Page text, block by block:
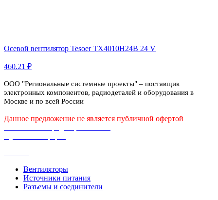
Осевой вентилятор Tesoer TX4010H24B 24 V
460.21 ₽
ООО "Региональные системные проекты" – поставщик
электронных компонентов, радиодеталей и оборудования в
Москве и по всей России
Данное предложение не является публичной офертой
Вентиляторы
Источники питания
Разъемы и соединители